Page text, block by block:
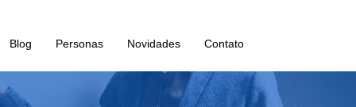
Blog Personas Novidades Contato